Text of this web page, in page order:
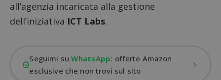
all’agenzia incaricata alla gestione
dell’iniziativa ICT Labs.
Seguimi suWhatsApp: offerte Amazon
esclusive che non trovi sul sito